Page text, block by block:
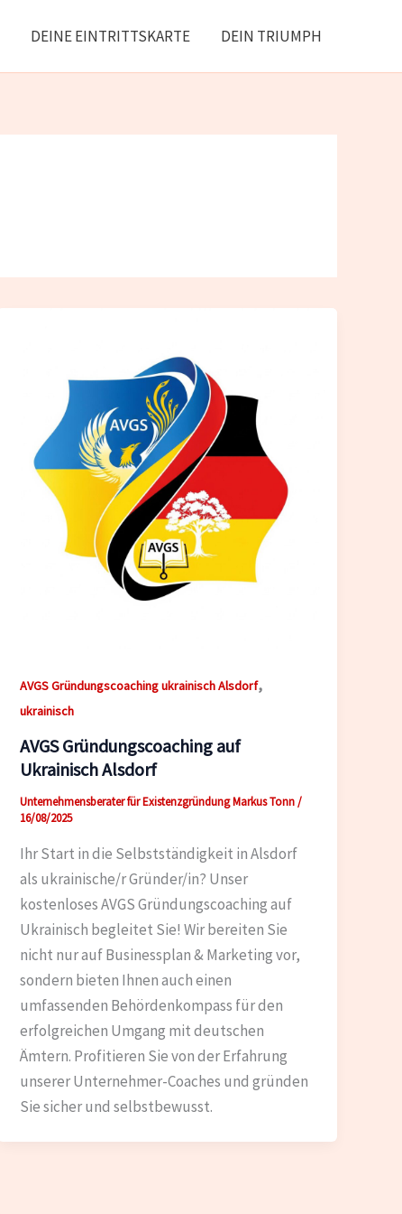
DEINE EINTRITTSKARTE DEIN TRIUMPH
AVGS Gründungscoaching ukrainisch Alsdorf,
ukrainisch
AVGS Gründungscoaching auf
Ukrainisch Alsdorf
Unternehmensberater für Existenzgründung Markus Tonn/
16/08/2025
Ihr Start in die Selbstständigkeit in Alsdorf
als ukrainische/r Gründer/in? Unser
kostenloses AVGS Gründungscoaching auf
Ukrainisch begleitet Sie! Wir bereiten Sie
nicht nur auf Businessplan & Marketing vor,
sondern bieten Ihnen auch einen
umfassenden Behördenkompass für den
erfolgreichen Umgang mit deutschen
Ämtern. Profitieren Sie von der Erfahrung
unserer Unternehmer-Coaches und gründen
Sie sicher und selbstbewusst.